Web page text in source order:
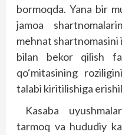
bormoqda. Yana bir
jamoa
mehnat
bilan bekor qilish
qo‘mitasining
talabi kiritilishiga
Kasaba
tarmoq va hududiy